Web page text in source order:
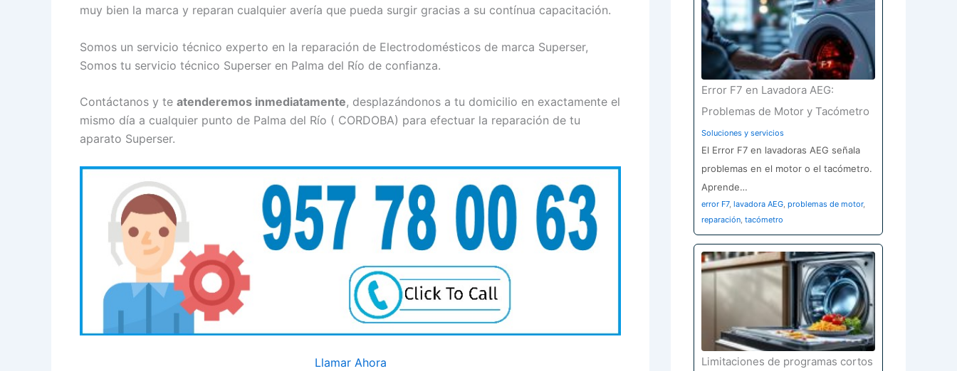
muy bien la marca y reparan cualquier avería que pueda surgir gracias a su contínua capacitación.
Somos un servicio técnico experto en la reparación de Electrodomésticos de marca Superser,
Somos tu servicio técnico Superser en Palma del Río de confianza.
Contáctanos y te atenderemos inmediatamente, desplazándonos a tu domicilio en exactamente el
mismo día a cualquier punto de Palma del Río ( CORDOBA) para efectuar la reparación de tu
aparato Superser.
Llamar Ahora
Error F7 en Lavadora AEG:
Problemas de Motor y Tacómetro
Soluciones y servicios
El Error F7 en lavadoras AEG señala
problemas en el motor o el tacómetro.
Aprende…
error F7, lavadora AEG, problemas de motor,
reparación, tacómetro
Limitaciones de programas cortos